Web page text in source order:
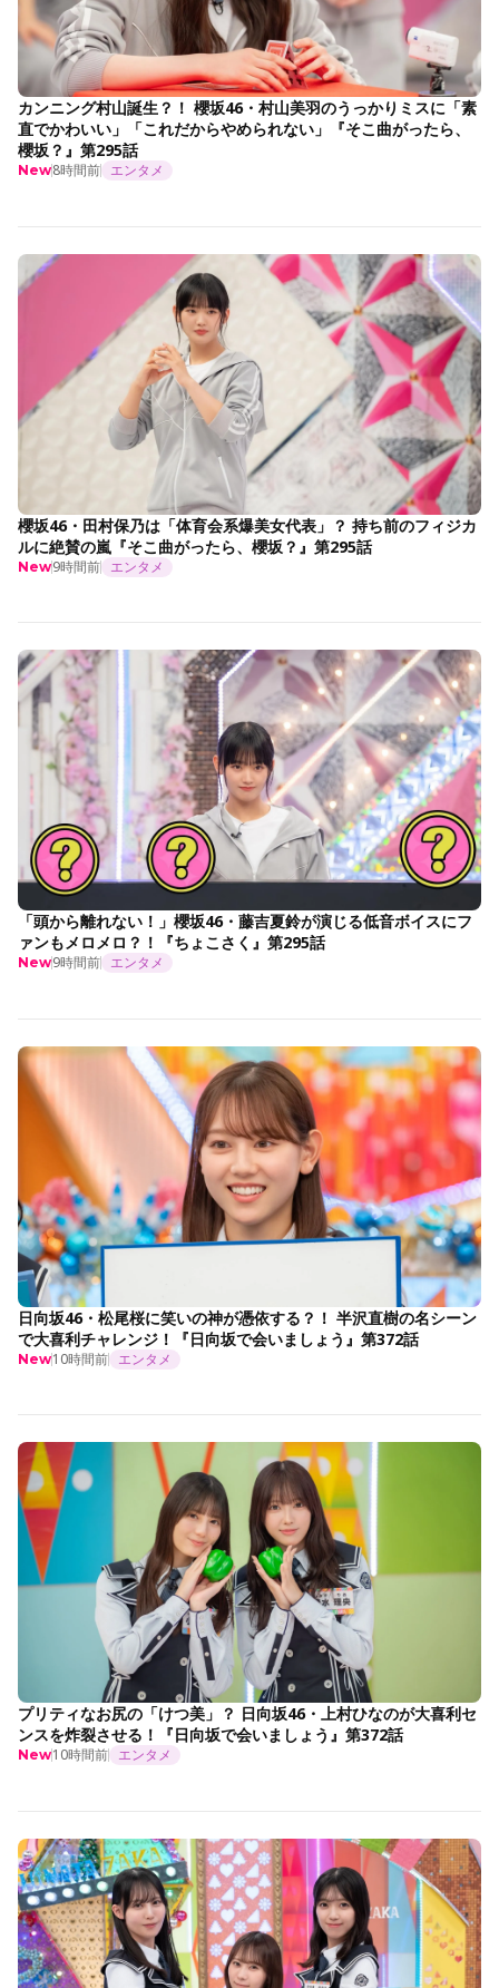
カンニング村山誕生？！ 櫻坂46・村山美羽のうっかりミスに「素
直でかわいい」「これだからやめられない」『そこ曲がったら、
櫻坂？』第295話
New8時間前 エンタメ
櫻坂46・田村保乃は「体育会系爆美女代表」？ 持ち前のフィジカ
ルに絶賛の嵐『そこ曲がったら、櫻坂？』第295話
New9時間前 エンタメ
「頭から離れない！」櫻坂46・藤吉夏鈴が演じる低音ボイスにフ
ァンもメロメロ？！『ちょこさく』第295話
New9時間前 エンタメ
日向坂46・松尾桜に笑いの神が憑依する？！ 半沢直樹の名シーン
で大喜利チャレンジ！『日向坂で会いましょう』第372話
New10時間前 エンタメ
プリティなお尻の「けつ美」？ 日向坂46・上村ひなのが大喜利セ
ンスを炸裂させる！『日向坂で会いましょう』第372話
New10時間前 エンタメ